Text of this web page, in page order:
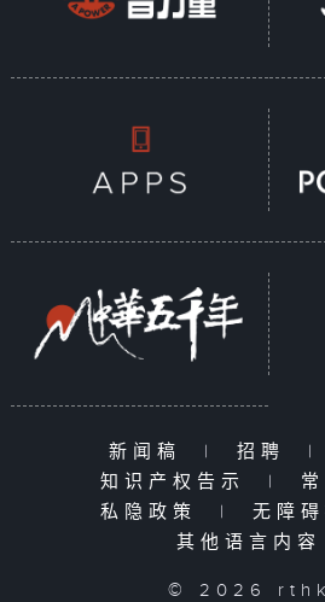
新闻稿 | 招聘 |
知识产权告示
|
私隐政策
| 无障
其他语言内容
© 2026